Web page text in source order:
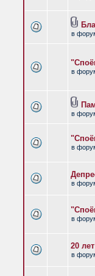
в
в
в
в
в
в
20
в